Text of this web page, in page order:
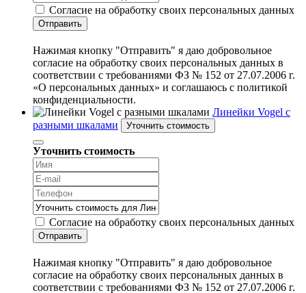
Согласие на обработку своих персональных данных
Отправить
Нажимая кнопку "Отправить" я даю добровольное
согласие на обработку своих персональных данных в
соответствии с требованиями ФЗ № 152 от 27.07.2006 г.
«О персональных данных» и соглашаюсь с политикой
конфиденциальности.
Линейки Vogel с
разными шкалами
Уточнить стоимость
Уточнить стоимость
Согласие на обработку своих персональных данных
Отправить
Нажимая кнопку "Отправить" я даю добровольное
согласие на обработку своих персональных данных в
соответствии с требованиями ФЗ № 152 от 27.07.2006 г.